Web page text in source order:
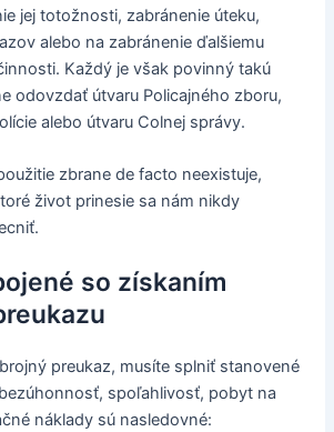
jej totožnosti, zabránenie úteku,
alebo na zabránenie ďalšiemu
Každý je však povinný takú
odovzdať útvaru Policajného zboru,
alebo útvaru Colnej správy.
zbrane de facto neexistuje,
život prinesie sa nám nikdy
so získaním
preukaz, musíte splniť stanovené
spoľahlivosť, pobyt na
náklady sú nasledovné: